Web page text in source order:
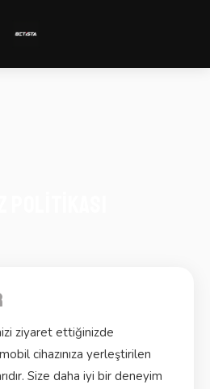
ziyaret ettiğinizde
cihazınıza yerleştirilen
Size daha iyi bir deneyim